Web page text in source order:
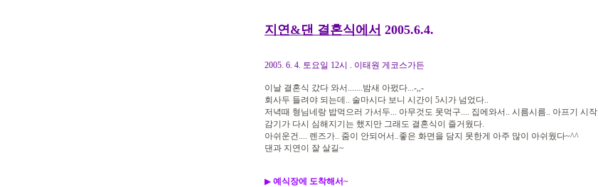
지연&댄 결혼식에서 2005.6.4.
2005. 6. 4. 토요일 12시 . 이태원 게코스가든
이날 결혼식 갔다 와서.......밤새 아펐다...-,,-
회사두 들려야 되는데.. 술마시다 보니 시간이 5시가 넘었다..
저녁때 형님네랑 밥먹으러 가서두... 아무것도 못먹구.... 집에와서.. 시름시름.. 아프기 시작
감기가 다시 심해지기는 했지만 그래도 결혼식이 즐거웠다.
아쉬운건.... 렌즈가.. 줌이 안되어서..좋은 화면을 담지 못한게 아주 많이 아쉬웠다~^^
댄과 지연이 잘 살길~
▶ 예식장에 도착해서~